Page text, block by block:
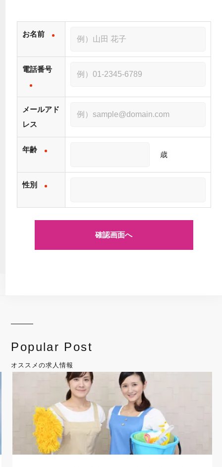
お名前
電話番号
メールアド
レス
年齢
歳
性別
Popular Post
オススメの求人情報